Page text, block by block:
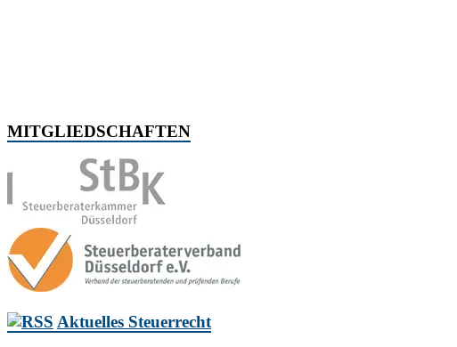
MITGLIEDSCHAFTEN
Aktuelles Steuerrecht